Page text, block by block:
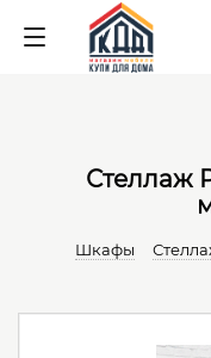
Стеллаж
Шкафы